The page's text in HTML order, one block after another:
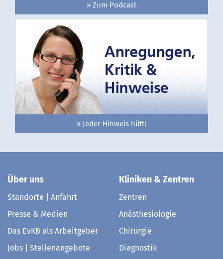
» Zum Podcast
» Jeder Hinweis hilft!
Über uns
Standorte | Anfahrt
Presse & Medien
Das EvKB als Arbeitgeber
Jobs | Stellenangebote
Kliniken & Zentren
Zentren
Anästhesiologie
Chirurgie
Diagnostik